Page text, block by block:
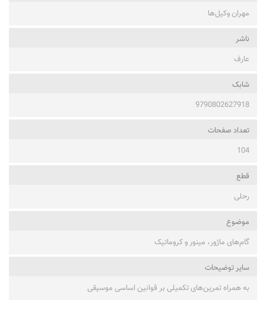
مهران وکیل‌ها
ناشر
عارف
شابک
9790802627918
تعداد صفحات
104
قطع
رحلی
موضوع
گام‌های ماژور، مینور و کروماتیک
ساير توضيحات
به همراه تمرین‌های تکمیلی بر قوانین اساسی موسیقی